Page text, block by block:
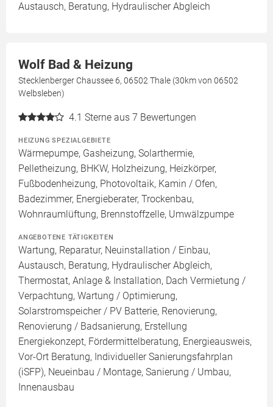
Austausch, Beratung, Hydraulischer Abgleich
Wolf Bad & Heizung
Stecklenberger Chaussee 6, 06502 Thale (30km von 06502
Welbsleben)
4.1 Sterne aus 7 Bewertungen
HEIZUNG SPEZIALGEBIETE
Wärmepumpe, Gasheizung, Solarthermie,
Pelletheizung, BHKW, Holzheizung, Heizkörper,
Fußbodenheizung, Photovoltaik, Kamin / Ofen,
Badezimmer, Energieberater, Trockenbau,
Wohnraumlüftung, Brennstoffzelle, Umwälzpumpe
ANGEBOTENE TÄTIGKEITEN
Wartung, Reparatur, Neuinstallation / Einbau,
Austausch, Beratung, Hydraulischer Abgleich,
Thermostat, Anlage & Installation, Dach Vermietung /
Verpachtung, Wartung / Optimierung,
Solarstromspeicher / PV Batterie, Renovierung,
Renovierung / Badsanierung, Erstellung
Energiekonzept, Fördermittelberatung, Energieausweis,
Vor-Ort Beratung, Individueller Sanierungsfahrplan
(iSFP), Neueinbau / Montage, Sanierung / Umbau,
Innenausbau